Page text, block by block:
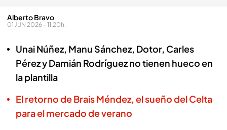
Alberto Bravo
01 JUN 2026 - 11:20h.
Unai Núñez, Manu Sánchez, Dotor, Carles
Pérez y Damián Rodríguez no tienen hueco en
la plantilla
El retorno de Brais Méndez, el sueño del Celta
para el mercado de verano